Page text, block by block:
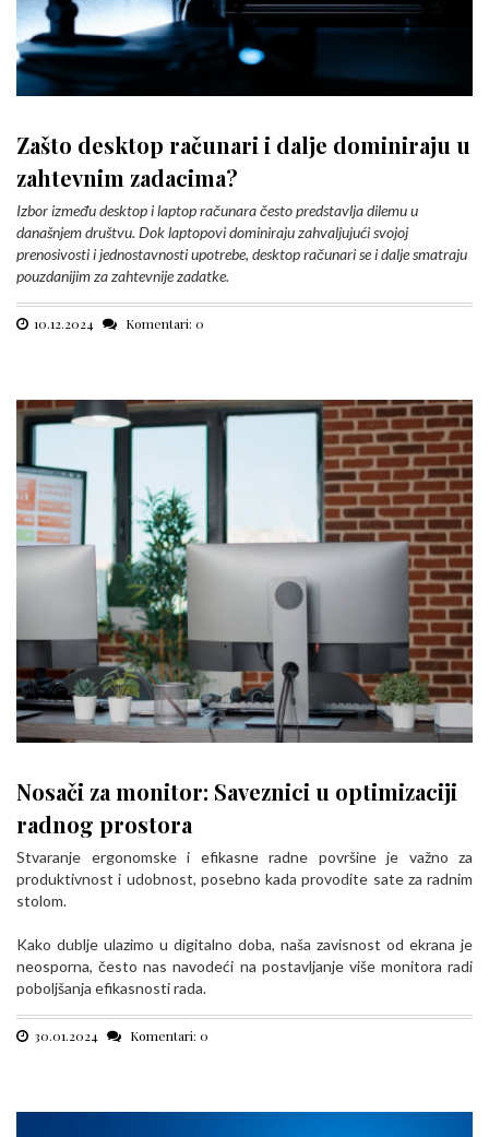
Zašto desktop računari i dalje dominiraju u
zahtevnim zadacima?
Izbor između desktop i laptop računara često predstavlja dilemu u
današnjem društvu. Dok laptopovi dominiraju zahvaljujući svojoj
prenosivosti i jednostavnosti upotrebe, desktop računari se i dalje smatraju
pouzdanijim za zahtevnije zadatke.
10.12.2024 Komentari: 0
Nosači za monitor: Saveznici u optimizaciji
radnog prostora
Stvaranje ergonomske i efikasne radne površine je važno za
produktivnost i udobnost, posebno kada provodite sate za radnim
stolom.
Kako dublje ulazimo u digitalno doba, naša zavisnost od ekrana je
neosporna, često nas navodeći na postavljanje više monitora radi
poboljšanja efikasnosti rada.
30.01.2024 Komentari: 0